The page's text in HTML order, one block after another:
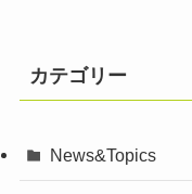
カテゴリー
News&Topics